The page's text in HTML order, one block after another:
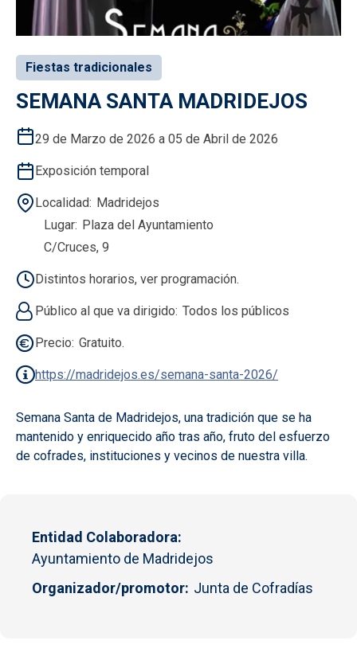
Fiestas tradicionales
SEMANA SANTA MADRIDEJOS
29 de Marzo de 2026 a 05 de Abril de 2026
Exposición temporal
Localidad Madridejos
Lugar Plaza del Ayuntamiento
C/Cruces, 9
Distintos horarios, ver programación.
Público al que va dirigido Todos los públicos
Precio Gratuito.
https://madridejos.es/semana-santa-2026/
Semana Santa de Madridejos, una tradición que se ha
mantenido y enriquecido año tras año, fruto del esfuerzo
de cofrades, instituciones y vecinos de nuestra villa.
Entidad Colaboradora
Ayuntamiento de Madridejos
Organizador/promotor Junta de Cofradías